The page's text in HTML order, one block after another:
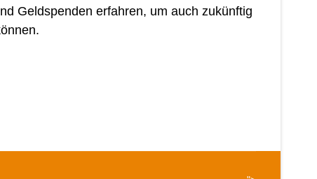
Geldspenden erfahren, um auch zukünftig